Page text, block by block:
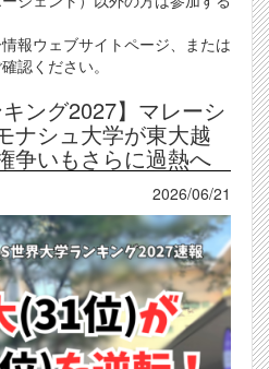
報ウェブサイトページ、または
認ください。
ング2027】マレーシ
ナシュ大学が東大越
争いもさらに過熱へ
2026/06/21